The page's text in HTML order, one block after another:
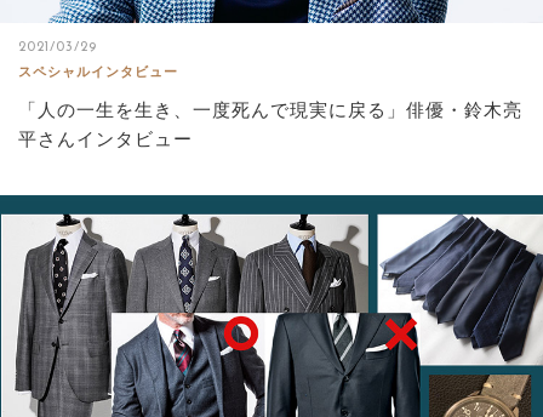
2021/03/29
スペシャルインタビュー
「人の一生を生き、一度死んで現実に戻る」俳優・鈴木亮
平さんインタビュー